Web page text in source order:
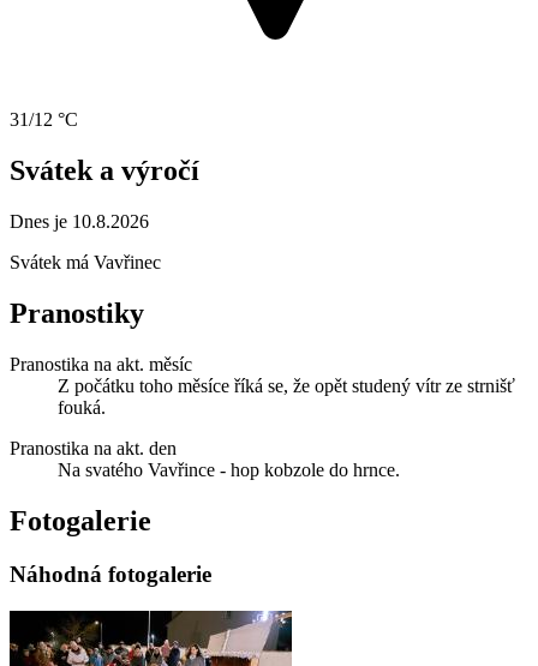
31/12 °C
Svátek a výročí
Dnes je 10.8.2026
Svátek má Vavřinec
Pranostiky
Pranostika na akt. měsíc
Z počátku toho měsíce říká se, že opět studený vítr ze strnišť
fouká.
Pranostika na akt. den
Na svatého Vavřince - hop kobzole do hrnce.
Fotogalerie
Náhodná fotogalerie